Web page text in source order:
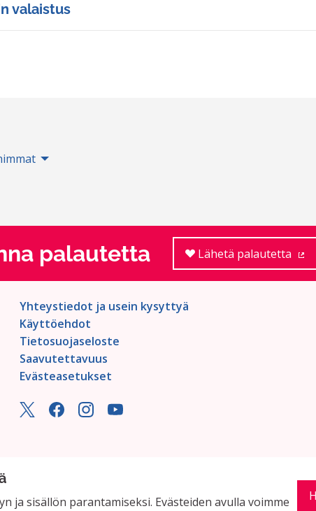
ja sisällön parantamiseksi. Evästeiden avulla voimme
valaistus
palautetta Lähetä palautetta
Yhteystiedot ja usein kysyttyä
Käyttöehdot
Tietosuojaseloste
Saavutettavuus
Evästeasetukset